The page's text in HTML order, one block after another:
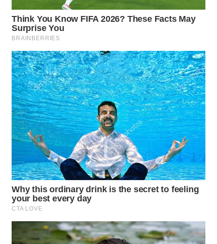
LAPAK
WAHANA
Wahana
Network
KONSUMEN
LISTRIK
MASYARAKAT
KELISTRIKAN
WALINKI
ID
MAWAKA
ID
MARTABAT
NET